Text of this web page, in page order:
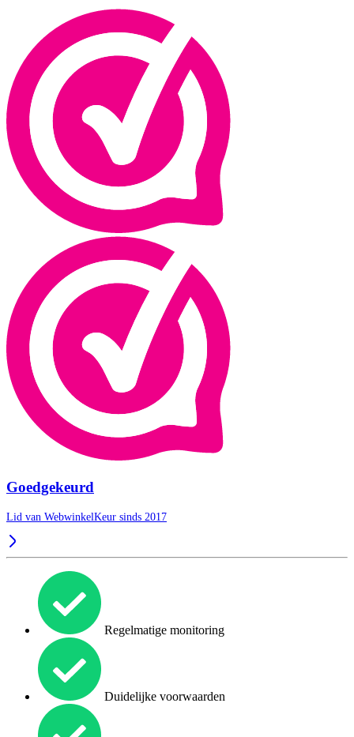
Goedgekeurd
Lid van WebwinkelKeur sinds 2017
Regelmatige monitoring
Duidelijke voorwaarden